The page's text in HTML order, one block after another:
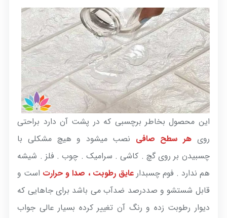
این محصول بخاطر برچسبی که در پشت آن دارد براحتی
روی هر سطح صافی نصب میشود و هیچ مشکلی با
چسبیدن بر روی گچ . کاشی . سرامیک . چوب . فلز . شیشه
هم ندارد . فوم چسبدارعایق رطوبت ، صدا و حرارت است و
قابل شستشو و صددرصد ضدآب می باشد برای جاهایی که
دیوار رطوبت زده و رنگ آن تغییر کرده بسیار عالی جواب